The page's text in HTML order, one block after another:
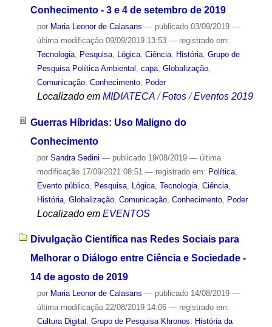
Conhecimento - 3 e 4 de setembro de 2019
por Maria Leonor de Calasans — publicado03/09/2019 —
última modificação09/09/2019 13:53 — registrado em:
Tecnologia, Pesquisa, Lógica, Ciência, História, Grupo de
Pesquisa Política Ambiental
capa, Globalização,
Comunicação, Conhecimento, Poder
Localizado em MIDIATECA /Fotos /Eventos 2019
Guerras Híbridas: Uso Maligno do
Conhecimento
por Sandra Sedini — publicado19/08/2019 — última
modificação17/09/2021 08:51 — registrado em: Política,
Evento público, Pesquisa, Lógica, Tecnologia, Ciência,
História, Globalização, Comunicação, Conhecimento, Poder
Localizado em EVENTOS
Divulgação Científica nas Redes Sociais para
Melhorar o Diálogo entre Ciência e Sociedade -
14 de agosto de 2019
por Maria Leonor de Calasans — publicado14/08/2019 —
última modificação22/08/2019 14:06 — registrado em:
Cultura Digital , Grupo de Pesquisa Khronos: História da